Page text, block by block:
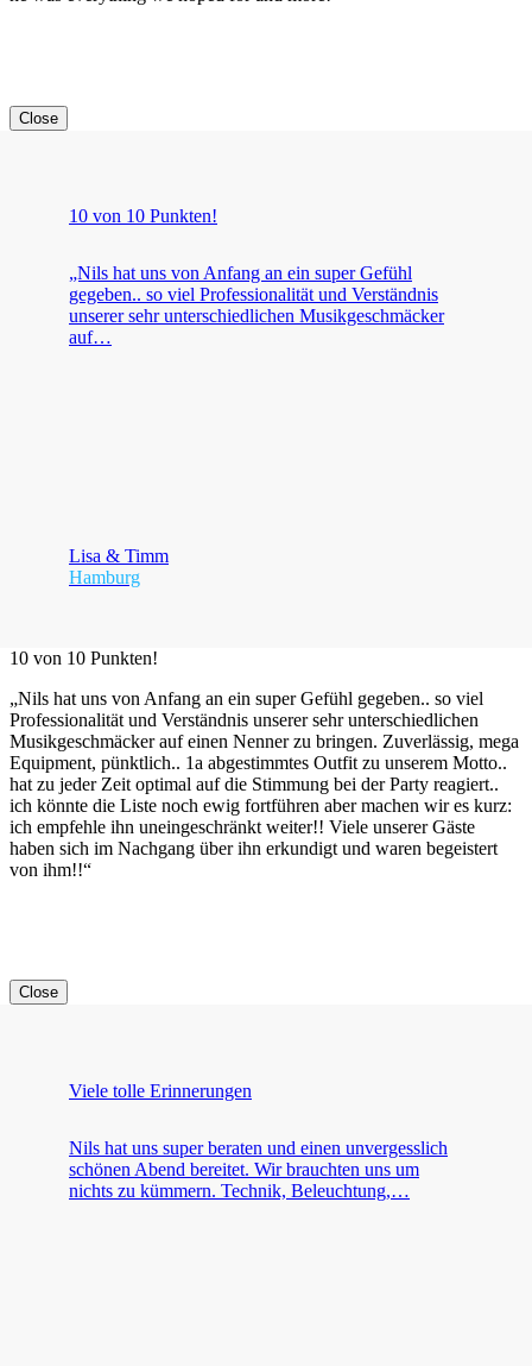
Close
10 von 10 Punkten!
„Nils hat uns von Anfang an ein super Gefühl
gegeben.. so viel Professionalität und Verständnis
unserer sehr unterschiedlichen Musikgeschmäcker
auf…
Lisa & Timm
Hamburg
10 von 10 Punkten!
„Nils hat uns von Anfang an ein super Gefühl gegeben.. so viel
Professionalität und Verständnis unserer sehr unterschiedlichen
Musikgeschmäcker auf einen Nenner zu bringen. Zuverlässig, mega
Equipment, pünktlich.. 1a abgestimmtes Outfit zu unserem Motto..
hat zu jeder Zeit optimal auf die Stimmung bei der Party reagiert..
ich könnte die Liste noch ewig fortführen aber machen wir es kurz:
ich empfehle ihn uneingeschränkt weiter!! Viele unserer Gäste
haben sich im Nachgang über ihn erkundigt und waren begeistert
von ihm!!“
Close
Viele tolle Erinnerungen
Nils hat uns super beraten und einen unvergesslich
schönen Abend bereitet. Wir brauchten uns um
nichts zu kümmern. Technik, Beleuchtung,…